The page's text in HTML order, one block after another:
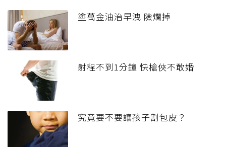
塗萬金油治早洩 險爛掉
射程不到1分鐘 快槍俠不敢婚
究竟要不要讓孩子割包皮？